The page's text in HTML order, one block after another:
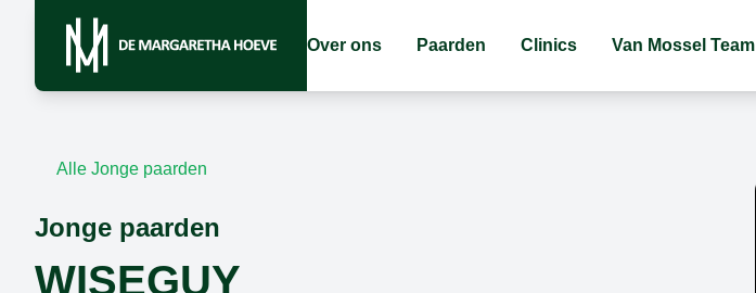
Over ons Paarden Clinics Van Mossel Team
Alle Jonge paarden
Jonge paarden
WISEGUY